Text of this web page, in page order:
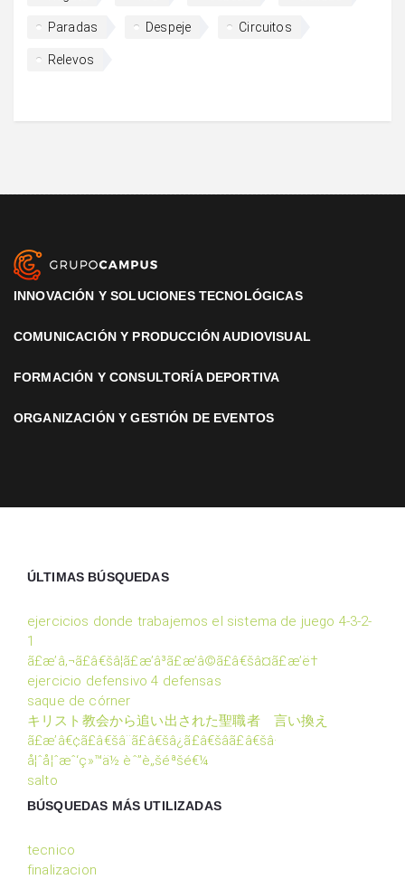
Paradas Despeje Circuitos
Relevos
INNOVACIÓN Y SOLUCIONES TECNOLÓGICAS
COMUNICACIÓN Y PRODUCCIÓN AUDIOVISUAL
FORMACIÓN Y CONSULTORÍA DEPORTIVA
ORGANIZACIÓN Y GESTIÓN DE EVENTOS
ÚLTIMAS BÚSQUEDAS
ejercicios donde trabajemos el sistema de juego 4-3-2-
1
ã£æ’â‚¬ã£â€šâ¦ã£æ’â³ã£æ’â©ã£â€šâ¤ã£æ’ë†
ejercicio defensivo 4 defensas
saque de córner
キリスト教会から追い出された聖職者 言い換え
ã£æ’â€¢ã£â€šâ¨ã£â€šâ¿ã£â€šâã£â€šâ·
å¦ˆå¦ˆæˆ‘ç»™ä½ èˆ”è„šéªšé€¼
salto
BÚSQUEDAS MÁS UTILIZADAS
tecnico
finalizacion